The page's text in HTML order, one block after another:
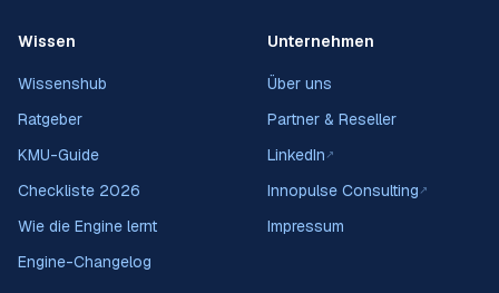
Wissen
Wissenshub
Ratgeber
KMU-Guide
Checkliste 2026
Wie die Engine lernt
Engine-Changelog
Unternehmen
Über uns
Partner & Reseller
LinkedIn ↗
Innopulse Consulting ↗
Impressum